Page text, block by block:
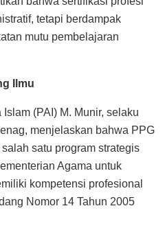
tetapi berdampak
mutu pembelajaran
Ilmu
(PAI) M. Munir, selaku
menjelaskan bahwa PPG
satu program strategis
Agama untuk
kompetensi profesional
Nomor 14 Tahun 2005